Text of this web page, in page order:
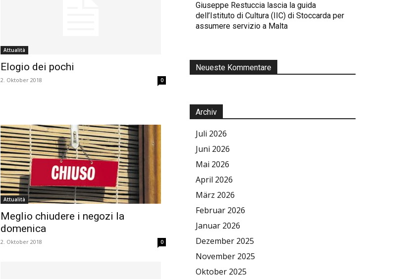
Attualità
Elogio dei pochi
2. Oktober 2018 0
Attualità
Meglio chiudere i negozi la
domenica
2. Oktober 2018 0
Giuseppe Restuccia lascia la guida
dell’Istituto di Cultura (IIC) di Stoccarda per
assumere servizio a Malta
Neueste Kommentare
Archiv
Juli 2026
Juni 2026
Mai 2026
April 2026
März 2026
Februar 2026
Januar 2026
Dezember 2025
November 2025
Oktober 2025